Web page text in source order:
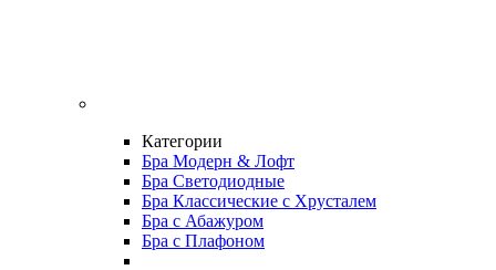
Категории
Бра Модерн & Лофт
Бра Светодиодные
Бра Классические с Хрусталем
Бра с Абажуром
Бра с Плафоном